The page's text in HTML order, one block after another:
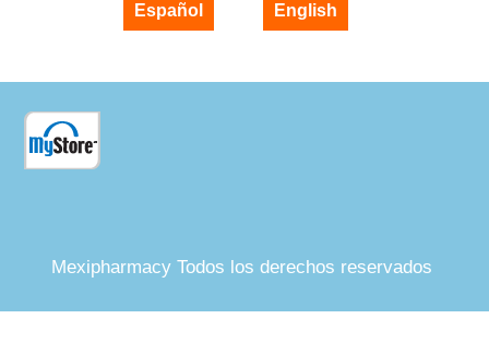
Español English
Mexipharmacy Todos los derechos reservados